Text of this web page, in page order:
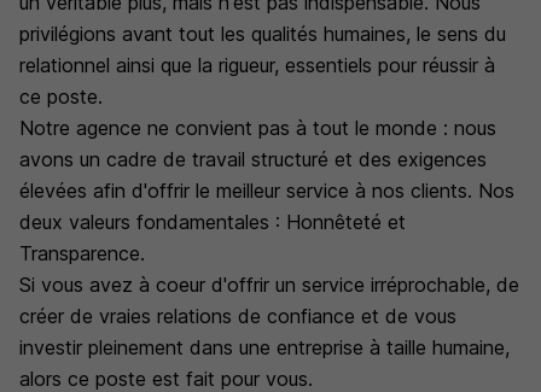
privilégions avant tout les qualités humaines, le sens du
relationnel ainsi que la rigueur, essentiels pour réussir à
ce poste.
Notre agence ne convient pas à tout le monde : nous
avons un cadre de travail structuré et des exigences
élevées afin d'offrir le meilleur service à nos clients. Nos
deux valeurs fondamentales : Honnêteté et
Transparence.
Si vous avez à coeur d'offrir un service irréprochable, de
créer de vraies relations de confiance et de vous
investir pleinement dans une entreprise à taille humaine,
alors ce poste est fait pour vous.